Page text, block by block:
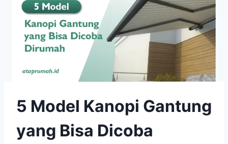
5 Model Kanopi Gantung
yang Bisa Dicoba